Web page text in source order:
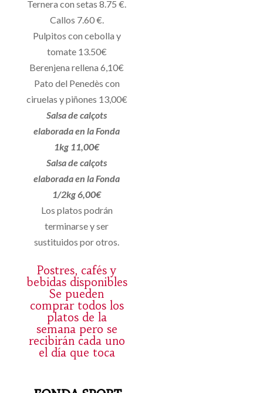
Ternera con setas 8.75 €.
Callos 7.60 €.
Pulpitos con cebolla y
tomate 13.50€
Berenjena rellena 6,10€
Pato del Penedès con
ciruelas y piñones 13,00€
Salsa de calçots
elaborada en la Fonda
1kg 11,00€
Salsa de calçots
elaborada en la Fonda
1/2kg 6,00€
Los platos podrán
terminarse y ser
sustituidos por otros.
Postres, cafés y
bebidas disponibles
Se pueden
comprar todos los
platos de la
semana pero se
recibirán cada uno
el día que toca